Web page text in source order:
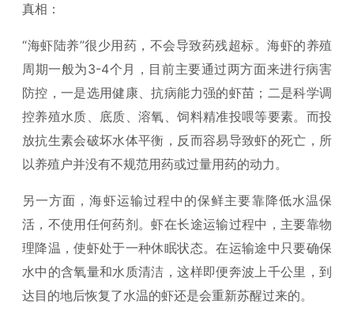
真相：
“海虾陆养”很少用药，不会导致药残超标。海虾的养殖
周期一般为3-4个月，目前主要通过两方面来进行病害
防控，一是选用健康、抗病能力强的虾苗；二是科学调
控养殖水质、底质、溶氧、饲料精准投喂等要素。而投
放抗生素会破坏水体平衡，反而容易导致虾的死亡，所
以养殖户并没有不规范用药或过量用药的动力。
另一方面，海虾运输过程中的保鲜主要靠降低水温保
活，不使用任何药剂。虾在长途运输过程中，主要靠物
理降温，使虾处于一种休眠状态。在运输途中只要确保
水中的含氧量和水质清洁，这样即便奔波上千公里，到
达目的地后恢复了水温的虾还是会重新苏醒过来的。